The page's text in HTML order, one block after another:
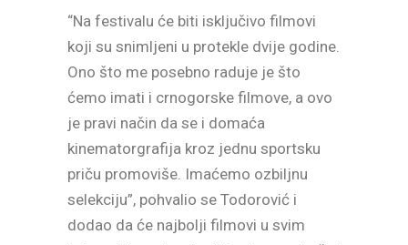
“Na festivalu će biti isključivo filmovi
koji su snimljeni u protekle dvije godine.
Ono što me posebno raduje je što
ćemo imati i crnogorske filmove, a ovo
je pravi način da se i domaća
kinematorgrafija kroz jednu sportsku
priču promoviše. Imaćemo ozbiljnu
selekciju”, pohvalio se Todorović i
dodao da će najbolji filmovi u svim